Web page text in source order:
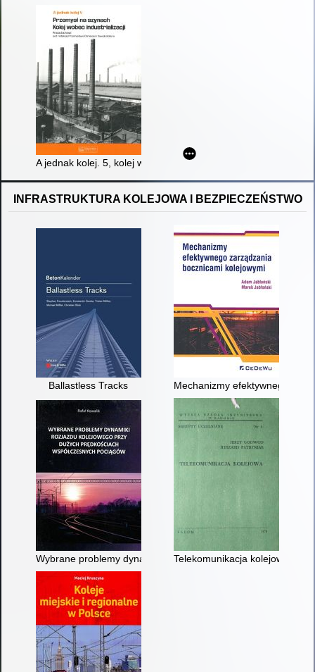
A jednak kolej. 5, kolej wobec industrializacji : praca zbiorowa
INFRASTRUKTURA KOLEJOWA I BEZPIECZEŃSTWO
Ballastless Tracks Mechanizmy efektywnego
Wybrane problemy dynamiki rozjazdu kolejowego przy
Telekomunikacja kolejowa